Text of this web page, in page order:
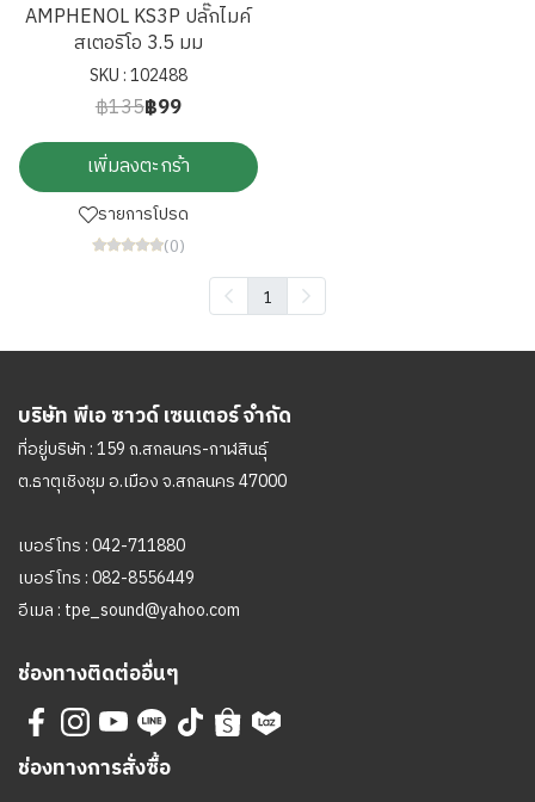
AMPHENOL KS3P ปลั๊กไมค์
สเตอริโอ 3.5 มม
SKU : 102488
฿135฿99
เพิ่มลงตะกร้า
รายการโปรด
(0)
1
บริษัท พีเอ ซาวด์ เซนเตอร์ จำกัด
ที่อยู่บริษัท : 159 ถ.สกลนคร-กาฬสินธุ์
ต.ธาตุเชิงชุม อ.เมือง จ.สกลนคร 47000
เบอร์โทร :042-711880
เบอร์โทร :082-8556449
อีเมล : tpe_sound@yahoo.com
ช่องทางติดต่ออื่นๆ
ช่องทางการสั่งซื้อ